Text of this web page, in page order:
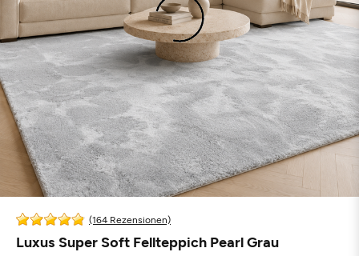
(164 Rezensionen)
Luxus Super Soft Fellteppich Pearl Grau